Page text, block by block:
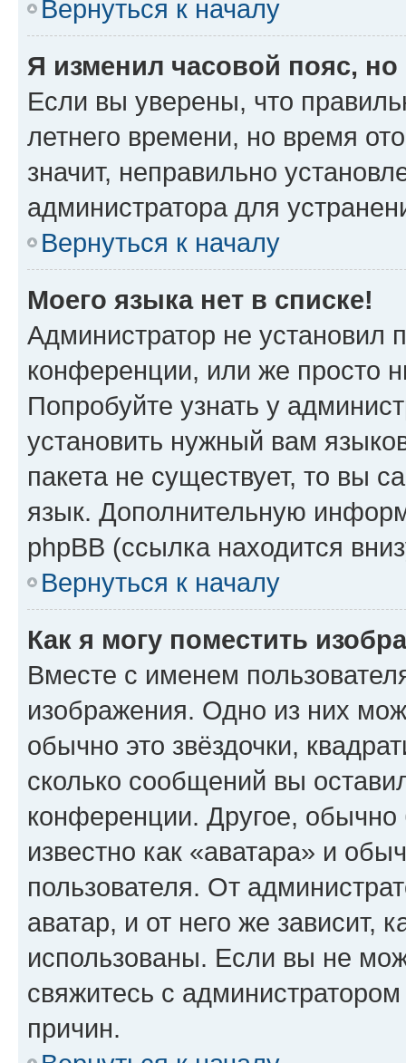
Вернуться к началу
Я изменил часовой пояс,
Если вы уверены, что
летнего времени, но время
значит, неправильно
администратора для
Вернуться к началу
Моего языка нет в списке!
Администратор не установил
конференции, или же просто
Попробуйте узнать у
установить нужный вам
пакета не существует, то вы
язык. Дополнительную
phpBB (ссылка находится
Вернуться к началу
Как я могу поместить
Вместе с именем
изображения. Одно из них
обычно это звёздочки,
сколько сообщений вы
конференции. Другое,
известно как «аватара» и
пользователя. От
аватар, и от него же зависит,
использованы. Если вы не
свяжитесь с
причин.